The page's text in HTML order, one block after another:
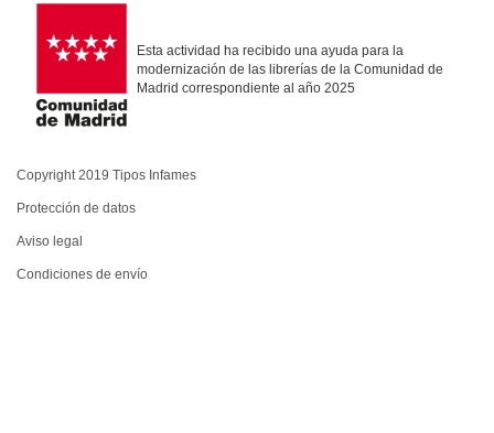
Esta actividad ha recibido una ayuda para la
modernización de las librerías de la Comunidad de
Madrid correspondiente al año 2025
Copyright 2019 Tipos Infames
Protección de datos
Aviso legal
Condiciones de envío